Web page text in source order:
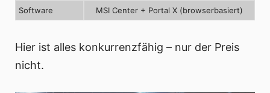
Software MSI Center + Portal X (browserbasiert)
Hier ist alles konkurrenzfähig – nur der Preis
nicht.